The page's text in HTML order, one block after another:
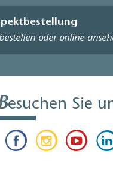
oder online
esuchen Sie